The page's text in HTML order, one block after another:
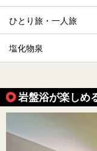
ひとり旅・一人旅
塩化物泉
岩盤浴が楽しめ